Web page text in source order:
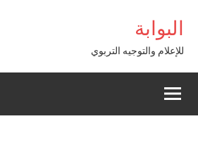
contenu
البوابة
للإعلام والتوجيه التربوي